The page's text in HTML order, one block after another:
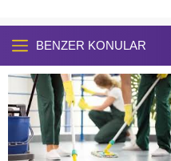
BENZER KONULAR